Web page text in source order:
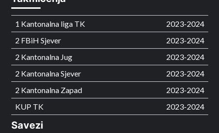
1 Kantonalna liga TK
2023-2024
2 FBiH Sjever
2023-2024
2 Kantonalna Jug
2023-2024
2 Kantonalna Sjever
2023-2024
2 Kantonalna Zapad
2023-2024
KUP TK
2023-2024
Savezi